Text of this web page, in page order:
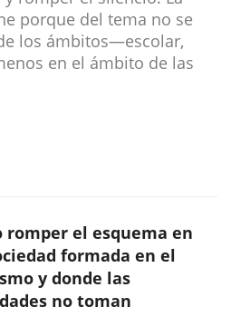
porque del tema no se
los ámbitos—escolar,
en el ámbito de las
romper el esquema en
formada en el
y donde las
no toman